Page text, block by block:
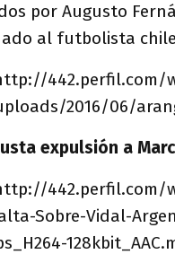
por Augusto
al futbolista
442.perfil.com/
2016/06/
expulsión a
Sobre-Vidal-